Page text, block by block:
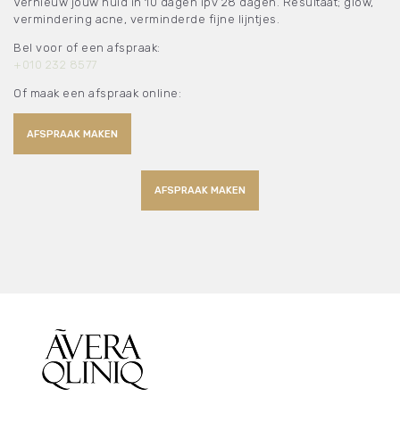
vermindering acne, verminderde fijne lijntjes.
Bel voor of een afspraak:
+010 232 8577
Of maak een afspraak online:
AFSPRAAK MAKEN
AFSPRAAK MAKEN